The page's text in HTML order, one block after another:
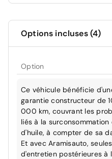
Options incluses (4)
Option
Ce véhicule bénéficie
garantie constructeur de
000 km, couvrant les
liés à la
d'huile, à compter de sa
Et avec Aramisauto,
d'entretien postérieures à